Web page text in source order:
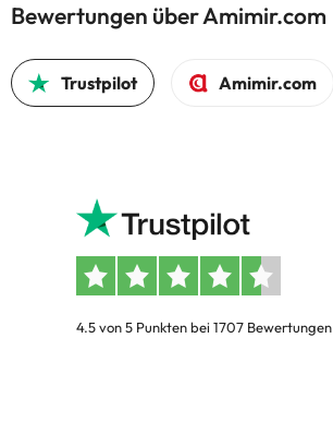
Bewertungen über Amimir.com
Trustpilot Amimir.com
4.5 von 5 Punkten bei 1707 Bewertungen